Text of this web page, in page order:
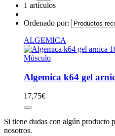
1 artículos
Ordenado por:
ALGEMICA
Músculo
Algemica k64 gel
17,75€
Si tiene dudas con algún producto
nosotros.